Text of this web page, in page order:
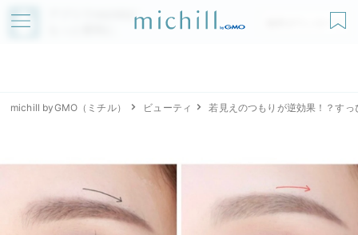
アプリでmichillが
無料ダウンロード
michill byGMO（ミチル） ビューティ 若見えのつもりが逆効果！？す